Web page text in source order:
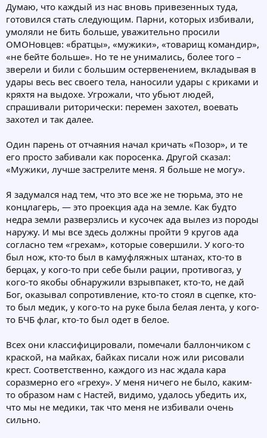
Думаю, что каждый из нас вновь привезенных туда,
готовился стать следующим. Парни, которых избивали,
умоляли не бить больше, уважительно просили
ОМОНовцев: «братцы», «мужики», «товарищ командир»,
«не бейте больше». Но те не унимались, более того –
зверели и били с большим остервенением, вкладывая в
удары весь вес своего тела, наносили удары с криками и
кряхтя на выдохе. Угрожали, что убьют людей,
спрашивали риторически: перемен захотел, воевать
захотел и так далее.
Один парень от отчаяния начал кричать «Позор», и те
его просто забивали как поросенка. Другой сказал:
«Мужики, лучше застрелите меня. Я больше не могу».
Я задумался над тем, что это все же не тюрьма, это не
концлагерь, — это проекция ада на земле. Как будто
недра земли разверзлись и кусочек ада вылез из породы
наружу. И мы все здесь должны пройти 9 кругов ада
согласно тем «грехам», которые совершили. У кого-то
был нож, кто-то был в камуфляжных штанах, кто-то в
берцах, у кого-то при себе были рации, противогаз, у
кого-то якобы обнаружили взрывпакет, кто-то, не дай
Бог, оказывал сопротивление, кто-то стоял в сцепке, кто-
то был медик, у кого-то на руке была белая лента, у кого-
то БЧБ флаг, кто-то был одет в белое.
Всех они классифицировали, помечали баллончиком с
краской, на майках, байках писали нож или рисовали
крест. Соответственно, каждого из нас ждала кара
соразмерно его «греху». У меня ничего не было, каким-
то образом нам с Настей, видимо, удалось убедить их,
что мы не медики, так что меня не избивали очень
сильно.